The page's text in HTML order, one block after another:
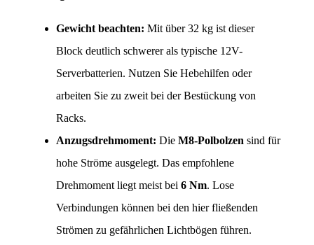
Gewicht beachten: Mit über 32 kg ist dieser
Block deutlich schwerer als typische 12V-
Serverbatterien. Nutzen Sie Hebehilfen oder
arbeiten Sie zu zweit bei der Bestückung von
Racks.
Anzugsdrehmoment: Die M8-Polbolzen sind für
hohe Ströme ausgelegt. Das empfohlene
Drehmoment liegt meist bei 6 Nm. Lose
Verbindungen können bei den hier fließenden
Strömen zu gefährlichen Lichtbögen führen.